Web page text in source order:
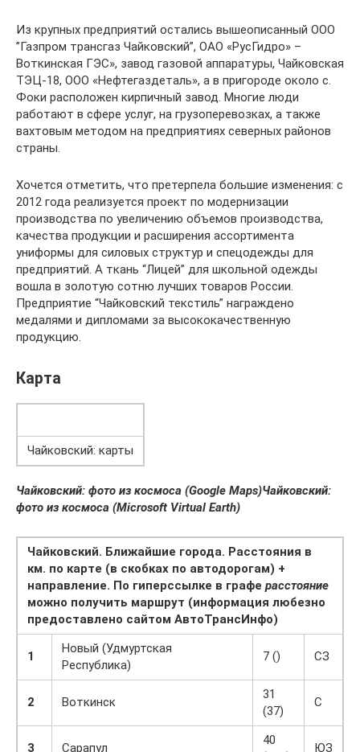
Из крупных предприятий остались вышеописанный ООО
”Газпром трансгаз Чайковский”, ОАО «РусГидро» –
Воткинская ГЭС», завод газовой аппаратуры, Чайковская
ТЭЦ-18, ООО «Нефтегаздеталь», а в пригороде около с.
Фоки расположен кирпичный завод. Многие люди
работают в сфере услуг, на грузоперевозках, а также
вахтовым методом на предприятиях северных районов
страны.
Хочется отметить, что претерпела большие изменения: с
2012 года реализуется проект по модернизации
производства по увеличению объемов производства,
качества продукции и расширения ассортимента
униформы для силовых структур и спецодежды для
предприятий. А ткань “Лицей” для школьной одежды
вошла в золотую сотню лучших товаров России.
Предприятие “Чайковский текстиль” награждено
медалями и дипломами за высококачественную
продукцию.
Карта
Чайковский: карты
Чайковский: фото из космоса (Google Maps)Чайковский:
фото из космоса (Microsoft Virtual Earth)
Чайковский. Ближайшие города. Расстояния в
км. по карте (в скобках по автодорогам) +
направление. По гиперссылке в графе расстояние
можно получить маршрут (информация любезно
предоставлено сайтом АвтоТрансИнфо)
1
Новый (Удмуртская
Республика)
7 () СЗ
2 Воткинск
31
(37)
С
3 Сарапул
40
ЮЗ